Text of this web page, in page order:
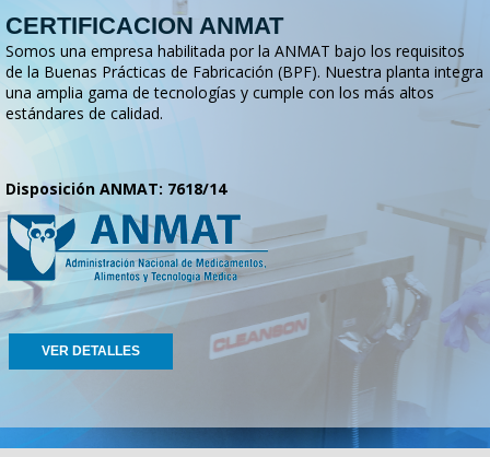
CERTIFICACION ANMAT
Somos una empresa habilitada por la ANMAT bajo los requisitos
de la Buenas Prácticas de Fabricación (BPF). Nuestra planta integra
una amplia gama de tecnologías y cumple con los más altos
estándares de calidad.
Disposición ANMAT: 7618/14
VER DETALLES